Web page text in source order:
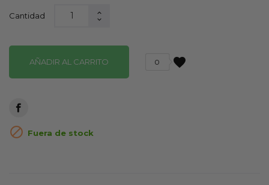
Cantidad
AÑADIR AL CARRITO favorite
0
 Fuera de stock